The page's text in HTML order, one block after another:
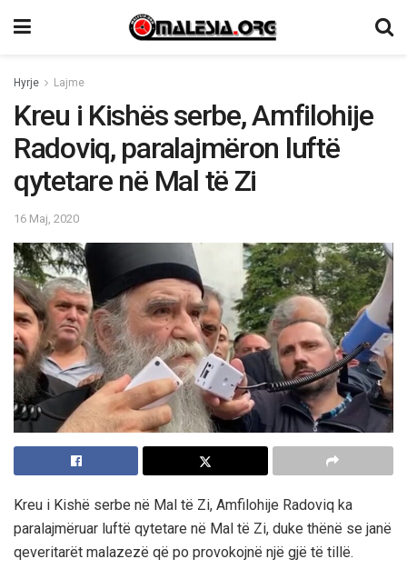
Hyrje Lajme
Kreu i Kishës serbe, Amfilohije
Radoviq, paralajmëron luftë
qytetare në Mal të Zi
16 Maj, 2020
Kreu i Kishë serbe në Mal të Zi, Amfilohije Radoviq ka
paralajmëruar luftë qytetare në Mal të Zi, duke thënë se janë
qeveritarët malazezë që po provokojnë një gjë të tillë.